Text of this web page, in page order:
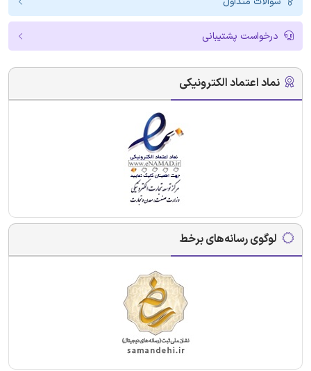
درخواست پشتیبانی
نماد اعتماد الکترونیکی
لوگوی رسانه‌های برخط